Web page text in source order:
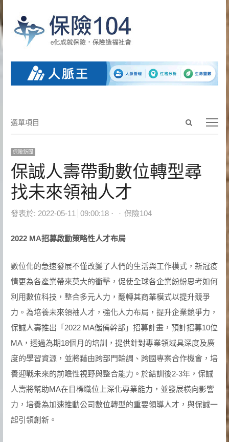
Open
search
選
項
目
選單項目
保險新聞
保誠人壽帶動數位轉型尋
找未來領袖人才
發表於: 2022-05-11 09:00:18 Author
保險104
2022 MA招募啟動策略性人才布局
數位化的急速發展不僅改變了人們的生活與工作模式，新冠疫
情更為各產業帶來莫大的衝擊，促使全球各企業紛紛思考如何
利用數位科技，整合多元人力，翻轉其商業模式以提升競爭
力。為培養未來領袖人才，強化人力布局，提升企業競爭力，
保誠人壽推出「2022 MA儲備幹部」招募計畫，預計招募10位
MA，透過為期18個月的培訓，提供針對專業領域具深度及廣
度的學習資源，並將藉由跨部門輪調、跨國專案合作機會，培
養迎戰未來的前瞻性視野與整合能力。於結訓後2-3年，保誠
人壽將幫助MA在目標職位上深化專業能力，並發展橫向影響
力，培養為加速推動公司數位轉型的重要領導人才，與保誠一
起引領創新。